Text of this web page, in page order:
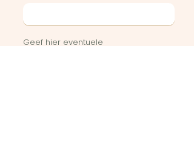
Geef hier eventuele